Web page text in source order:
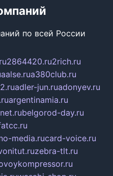
по всей России
2864420.ru2rich.ru
aalse.rua380club.ru
adler-jun.ruadonyev.ru
argentinamia.ru
belgorod-day.ru
media.rucard-voice.ru
zebra-tlt.ru